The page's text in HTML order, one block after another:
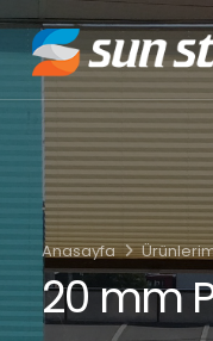
20 mm
Anasayfa